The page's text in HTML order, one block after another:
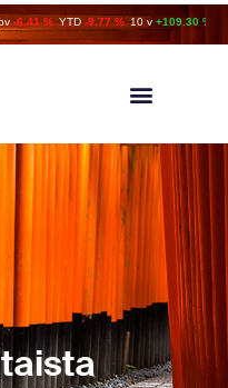
-6.41 % YTD -9.77 % 10 v +109.30 %